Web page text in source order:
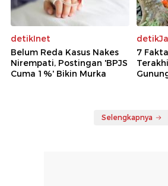
detikInet
Belum Reda Kasus Nakes
Nirempati, Postingan 'BPJS
Cuma 1%' Bikin Murka
7
Selengkapnya